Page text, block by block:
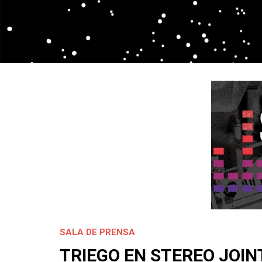
SALA DE PRENSA
TRIEGO EN STEREO